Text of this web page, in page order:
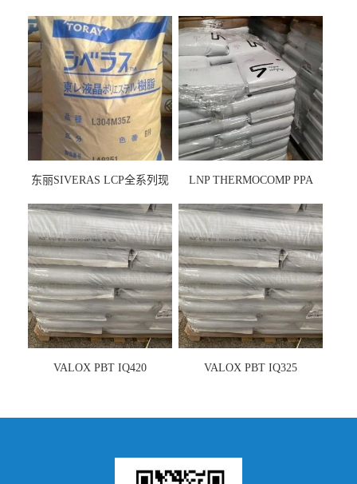
东丽SIVERAS LCP全系列现
LNP THERMOCOMP PPA
VALOX PBT IQ420 VALOX PBT IQ325